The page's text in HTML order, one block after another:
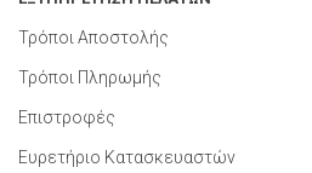
Τρόποι Αποστολής
Τρόποι Πληρωμής
Επιστροφές
Ευρετήριο Κατασκευαστών